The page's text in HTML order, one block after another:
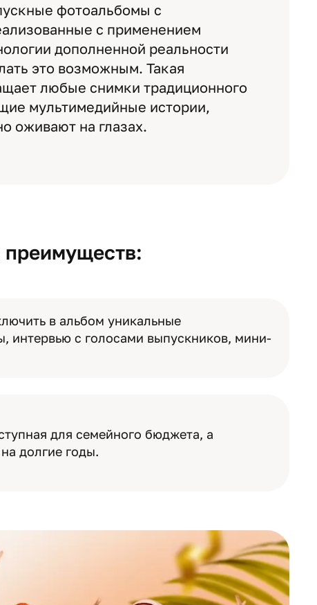
фотоальбомы с
с применением
дополненной реальности
это возможным. Такая
любые снимки традиционного
мультимедийные истории,
оживают на глазах.
в альбом уникальные
интервью с голосами выпускников, мини-
для семейного бюджета, а
долгие годы.